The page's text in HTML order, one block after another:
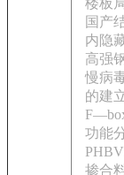
楼板
国产
内隐
高强
慢病
的建
功能
掺合